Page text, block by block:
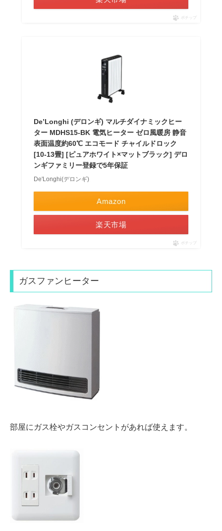
ポチップ
De’Longhi (デロンギ) マルチダイナミックヒー
ター MDHS15-BK 電気ヒーター ゼロ風暖房 静音
表面温度約60℃ エコモード チャイルドロック
[10-13畳] [ピュアホワイト×マットブラック] デロ
ンギファミリー登録で5年保証
De'Longhi(デロンギ)
Amazon
楽天市場
ポチップ
ガスファンヒーター
部屋に ガス栓やガスコンセント があれば使えます。